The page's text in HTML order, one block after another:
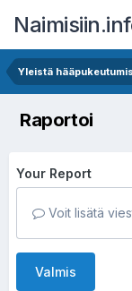
Yleistä
Raportoi
Your Report
Voit lisätä
Valmis